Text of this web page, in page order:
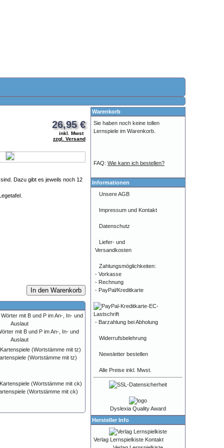
26,95 €
inkl. Mwst
zzgl. Versand
Dazu gibt es jeweils noch 12
In den Warenkorb
mit B und P im An-, In- und
Auslaut
(Wortstämme mit tz)
(Wortstämme mit ck)
Warenkorb
Sie haben noch keine tollen
Lernspiele im Warenkorb.
FAQ: Wie kann ich bestellen?
Informationen
Unsere AGB
Impressum und Kontakt
Datenschutz
Liefer- und
Versandkosten
Zahlungsmöglichkeiten:
- Vorkasse
- Rechnung
- PayPal/Kreditkarte
- Barzahlung bei Abholung
Widerrufsbelehrung
Newsletter bestellen
Alle Preise inkl. Mwst.
Dyslexia Quality Award
Hersteller Info
Verlag Lernspielkiste Kontakt